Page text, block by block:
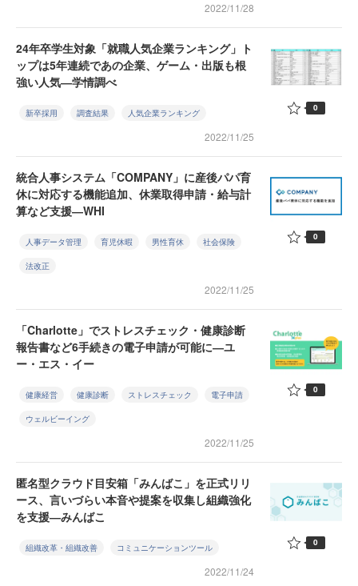
2022/11/28
24年卒学生対象「就職人気企業ランキング」ト
ップは5年連続であの企業、ゲーム・出版も根
強い人気―学情調べ
新卒採用 調査結果 人気企業ランキング
2022/11/25
0
統合人事システム「COMPANY」に産後パパ育
休に対応する機能追加、休業取得申請・給与計
算など支援―WHI
人事データ管理 育児休暇 男性育休 社会保険
法改正
2022/11/25
0
「Charlotte」でストレスチェック・健康診断
報告書など6手続きの電子申請が可能に―ユ
ー・エス・イー
健康経営 健康診断 ストレスチェック 電子申請
ウェルビーイング
2022/11/25
0
匿名型クラウド目安箱「みんばこ」を正式リリ
ース、言いづらい本音や提案を収集し組織強化
を支援―みんばこ
組織改革・組織改善 コミュニケーションツール
2022/11/24
0